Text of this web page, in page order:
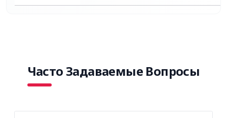
Часто Задаваемые Вопросы